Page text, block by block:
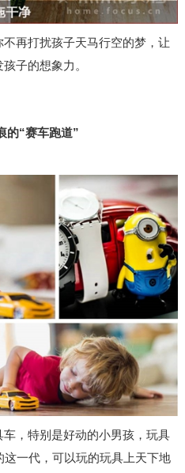
再打扰孩子天马行空的梦，让
子的想象力。
的“赛车跑道”
，特别是好动的小男孩，玩具
这一代，可以玩的玩具上天下地